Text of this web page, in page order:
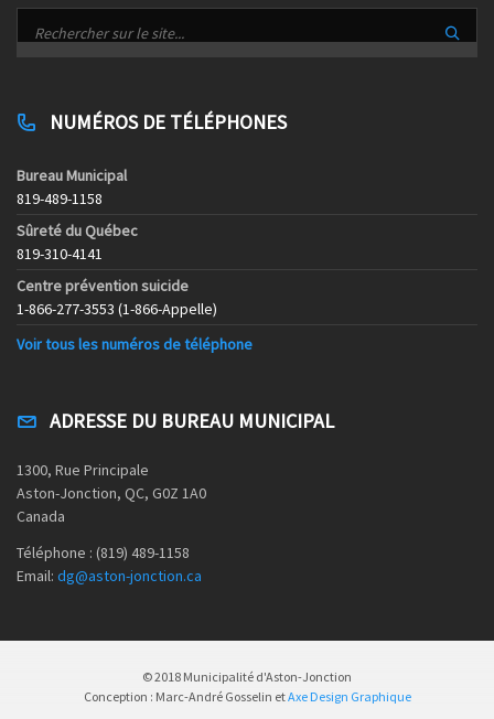
NUMÉROS DE TÉLÉPHONES
Bureau Municipal
819-489-1158
Sûreté du Québec
819-310-4141
Centre prévention suicide
1-866-277-3553 (1-866-Appelle)
Voir tous les numéros de téléphone
ADRESSE DU BUREAU MUNICIPAL
1300, Rue Principale
Aston-Jonction, QC, G0Z 1A0
Canada
Téléphone : (819) 489-1158
Email: dg@aston-jonction.ca
© 2018 Municipalité d'Aston-Jonction
Conception : Marc-André Gosselin etAxe Design Graphique